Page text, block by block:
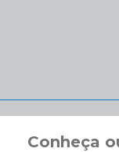
Conheça